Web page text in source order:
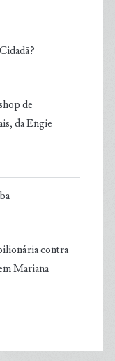
de
da Engie
contra
Mariana